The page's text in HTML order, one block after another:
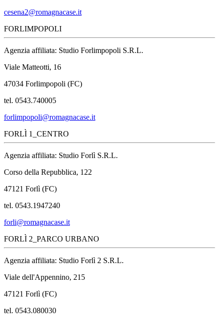
cesena2@romagnacase.it
FORLIMPOPOLI
Agenzia affiliata: Studio Forlimpopoli S.R.L.
Viale Matteotti, 16
47034 Forlimpopoli (FC)
tel. 0543.740005
forlimpopoli@romagnacase.it
FORLÌ 1_CENTRO
Agenzia affiliata: Studio Forlì S.R.L.
Corso della Repubblica, 122
47121 Forlì (FC)
tel. 0543.1947240
forli@romagnacase.it
FORLÌ 2_PARCO URBANO
Agenzia affiliata: Studio Forlì 2 S.R.L.
Viale dell'Appennino, 215
47121 Forlì (FC)
tel. 0543.080030